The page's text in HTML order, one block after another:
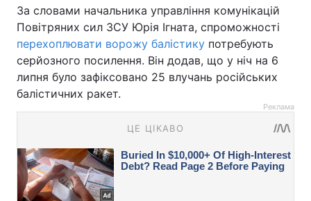
За словами начальника управління комунікацій
Повітряних сил ЗСУ Юрія Ігната, спроможності
перехоплювати ворожу балістику потребують
серйозного посилення. Він додав, що у ніч на 6
липня було зафіксовано 25 влучань російських
балістичних ракет.
Реклама